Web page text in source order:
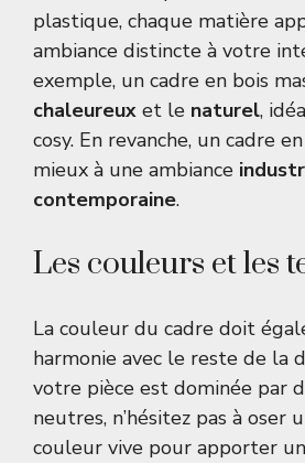
plastique, chaque matière
ambiance distincte à votre
exemple, un cadre en bois
chaleureux et le naturel,
cosy. En revanche, un cadre
mieux à une ambiance
contemporaine.
Les couleurs et les
La couleur du cadre doit
harmonie avec le reste de la
votre pièce est dominée par
neutres, n’hésitez pas à oser
couleur vive pour apporter